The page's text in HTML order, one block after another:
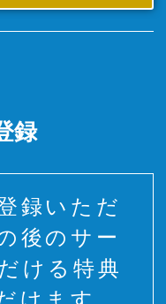
録
録いただ
後のサー
ける特典
けます